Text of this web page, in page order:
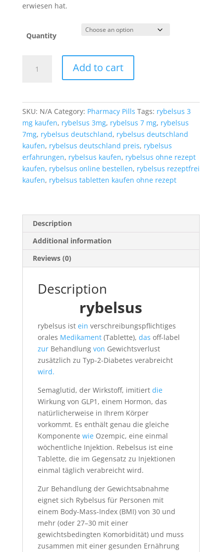
erwiesen hat.
Quantity
(Semaglutid)
online
quantity
Add to cart
SKU: N/A Category: Pharmacy Pills Tags: rybelsus 3
mg kaufen, rybelsus 3mg, rybelsus 7 mg, rybelsus
7mg, rybelsus deutschland, rybelsus deutschland
kaufen, rybelsus deutschland preis, rybelsus
erfahrungen, rybelsus kaufen, rybelsus ohne rezept
kaufen, rybelsus online bestellen, rybelsus rezeptfrei
kaufen, rybelsus tabletten kaufen ohne rezept
Description
Additional information
Reviews (0)
Description
rybelsus
rybelsus ist ein verschreibungspflichtiges
orales Medikament(Tablette), das off-label
zurBehandlung von Gewichtsverlust
zusätzlich zu Typ-2-Diabetes verabreicht
wird.
Semaglutid, der Wirkstoff, imitiert die
Wirkung von GLP1, einem Hormon, das
natürlicherweise in Ihrem Körper
vorkommt. Es enthält genau die gleiche
Komponente wieOzempic, eine einmal
wöchentliche Injektion. Rebelsus ist eine
Tablette, die im Gegensatz zu Injektionen
einmal täglich verabreicht wird.
Zur Behandlung der Gewichtsabnahme
eignet sich Rybelsus für Personen mit
einem Body-Mass-Index (BMI) von 30 und
mehr (oder 27–30 mit einer
gewichtsbedingten Komorbidität) und muss
zusammen mit einer gesunden Ernährung